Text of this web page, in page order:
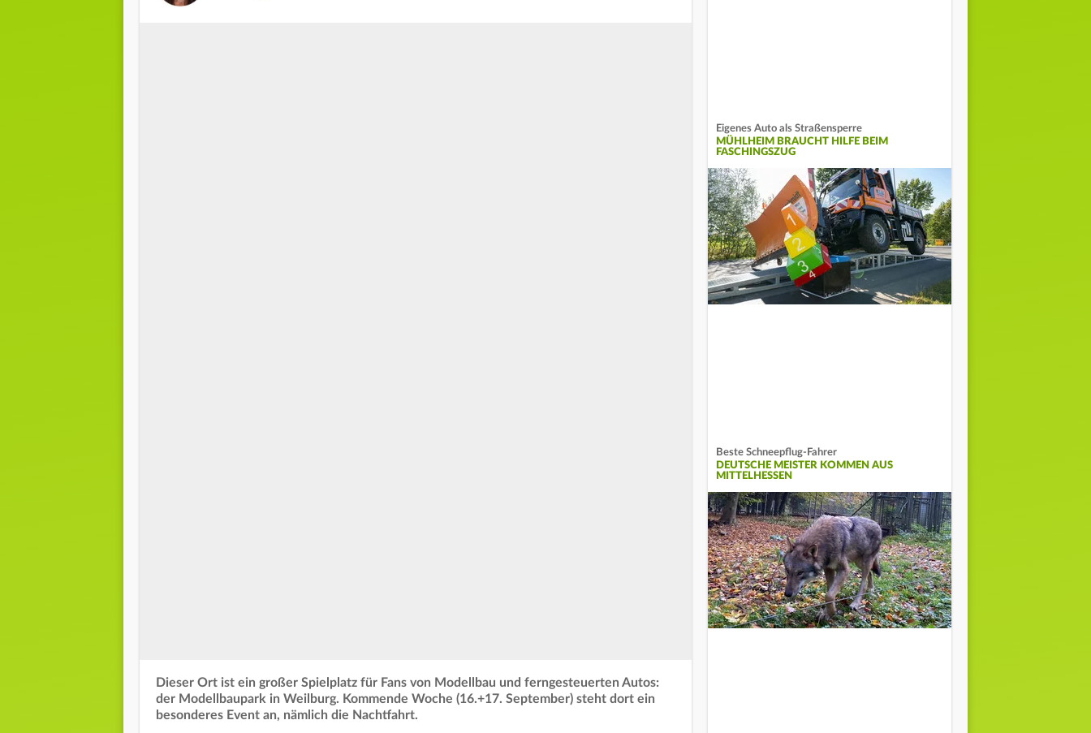
Dieser Ort ist ein großer Spielplatz für Fans von Modellbau und ferngesteuerten Autos:
der Modellbaupark in Weilburg. Kommende Woche (16.+17. September) steht dort ein
besonderes Event an, nämlich die Nachtfahrt.
Eigenes Auto als Straßensperre
MÜHLHEIM BRAUCHT HILFE BEIM
FASCHINGSZUG
Beste Schneepflug-Fahrer
DEUTSCHE MEISTER KOMMEN AUS
MITTELHESSEN